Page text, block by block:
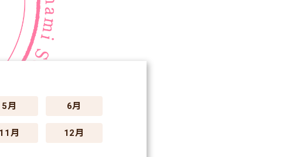
5月 6月
11月 12月